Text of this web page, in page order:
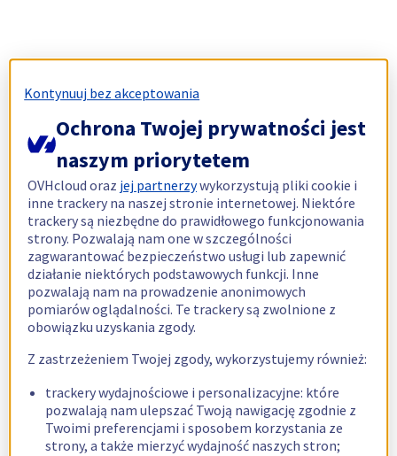
Kontynuuj bez akceptowania
Ochrona Twojej prywatności jest
naszym priorytetem
OVHcloud oraz jej partnerzywykorzystują pliki cookie i
inne trackery na naszej stronie internetowej. Niektóre
trackery są niezbędne do prawidłowego funkcjonowania
strony. Pozwalają nam one w szczególności
zagwarantować bezpieczeństwo usługi lub zapewnić
działanie niektórych podstawowych funkcji. Inne
pozwalają nam na prowadzenie anonimowych
pomiarów oglądalności. Te trackery są zwolnione z
obowiązku uzyskania zgody.
Z zastrzeżeniem Twojej zgody, wykorzystujemy również:
trackery wydajnościowe i personalizacyjne: które
pozwalają nam ulepszać Twoją nawigację zgodnie z
Twoimi preferencjami i sposobem korzystania ze
strony, a także mierzyć wydajność naszych stron;